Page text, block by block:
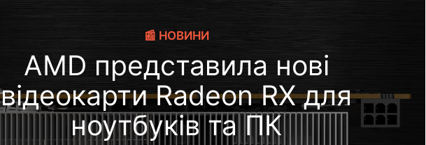
📰 НОВИНИ
AMD представила нові
відеокарти Radeon RX для
ноутбуків та ПК